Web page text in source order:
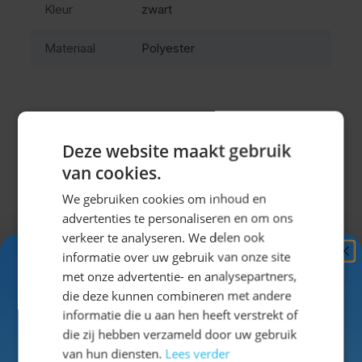
Deze oktoberfest broek is gemaakt van polyester en
dragen zonder zwaar te worden. De vaste bretels
blijft zitten tijdens lange feestdagen.
Deze lederhose is ideaal voor mannen die een
traditionele uitstraling zoeken zonder het onderhoud
van echt leer. Het onderhoudsvriendelijke materiaal is
eenvoudig schoon te maken en snel weer klaar voor
gebruik.
Traditionele details voor een
complete Oktoberfest look
Kleur zwart
Materiaal Polyester
Misschien vind je dit ook leuk?
Navigeren door de elementen van de carrousel is
Druk om carrousel over te slaan
Druk op om naar carrouselnavigatie te gaan
Deze website maakt gebruik
van cookies.
We gebruiken cookies om inhoud en
advertenties te personaliseren en om ons
verkeer te analyseren. We delen ook
informatie over uw gebruik van onze site
met onze advertentie- en analysepartners,
die deze kunnen combineren met andere
informatie die u aan hen heeft verstrekt of
die zij hebben verzameld door uw gebruik
van hun diensten. Lees verder
Ontvang5%
KORTING!
Schrijf je nuin voor de nieuwsbrief en ontvang toegang
tot exclusieve kortingen!